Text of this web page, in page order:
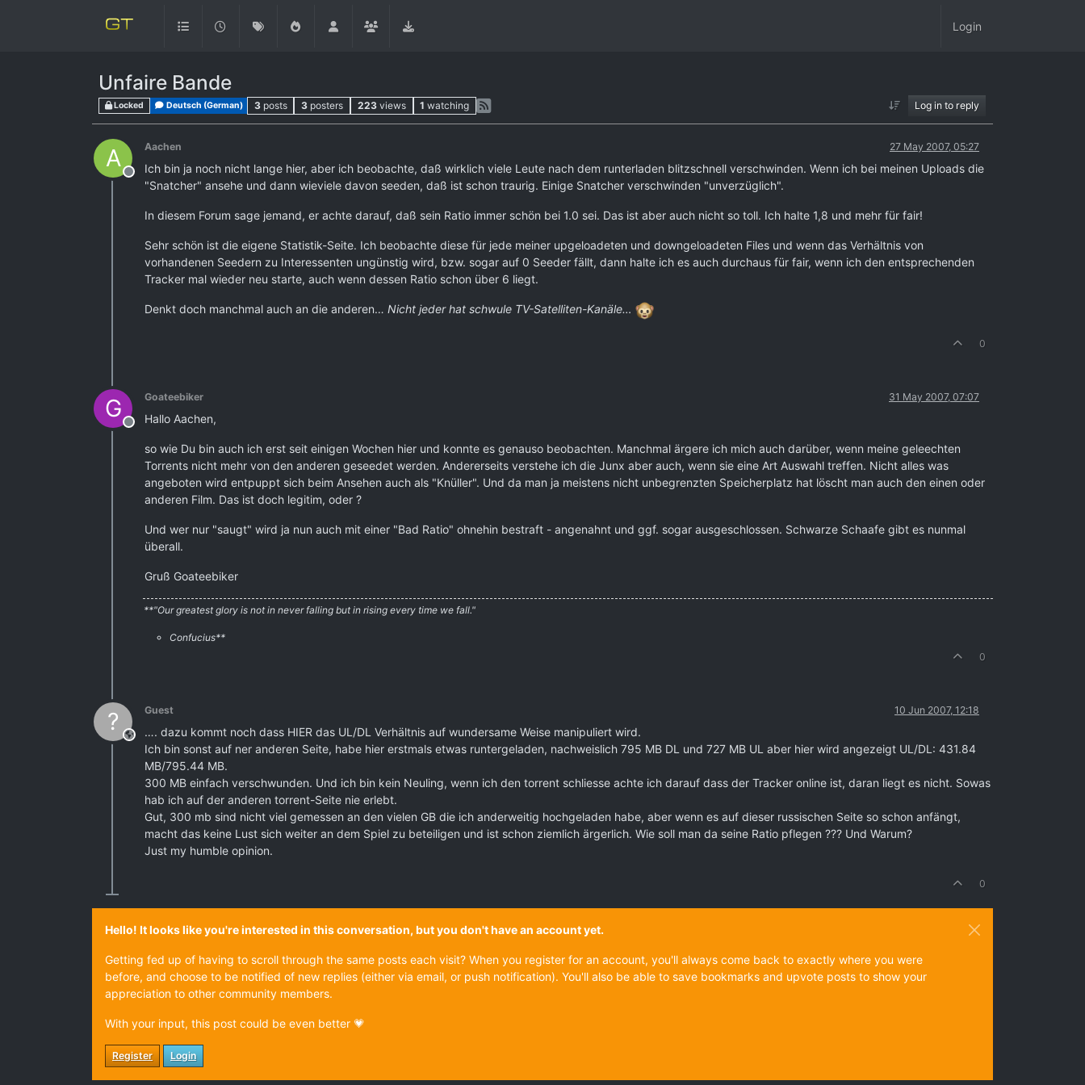
Login
Unfaire Bande
Locked Deutsch (German) 3 posts 3 posters 223 views 1 watching Log in to reply
A
Offline
Aachen 27 May 2007, 05:27
Ich bin ja noch nicht lange hier, aber ich beobachte, daß wirklich viele Leute nach dem runterladen blitzschnell verschwinden. Wenn ich bei meinen Uploads die
"Snatcher" ansehe und dann wieviele davon seeden, daß ist schon traurig. Einige Snatcher verschwinden "unverzüglich".
In diesem Forum sage jemand, er achte darauf, daß sein Ratio immer schön bei 1.0 sei. Das ist aber auch nicht so toll. Ich halte 1,8 und mehr für fair!
Sehr schön ist die eigene Statistik-Seite. Ich beobachte diese für jede meiner upgeloadeten und downgeloadeten Files und wenn das Verhältnis von
vorhandenen Seedern zu Interessenten ungünstig wird, bzw. sogar auf 0 Seeder fällt, dann halte ich es auch durchaus für fair, wenn ich den entsprechenden
Tracker mal wieder neu starte, auch wenn dessen Ratio schon über 6 liegt.
Denkt doch manchmal auch an die anderen… Nicht jeder hat schwule TV-Satelliten-Kanäle…
0
G
Offline
Goateebiker 31 May 2007, 07:07
Hallo Aachen,
so wie Du bin auch ich erst seit einigen Wochen hier und konnte es genauso beobachten. Manchmal ärgere ich mich auch darüber, wenn meine geleechten
Torrents nicht mehr von den anderen geseedet werden. Andererseits verstehe ich die Junx aber auch, wenn sie eine Art Auswahl treffen. Nicht alles was
angeboten wird entpuppt sich beim Ansehen auch als "Knüller". Und da man ja meistens nicht unbegrenzten Speicherplatz hat löscht man auch den einen oder
anderen Film. Das ist doch legitim, oder ?
Und wer nur "saugt" wird ja nun auch mit einer "Bad Ratio" ohnehin bestraft - angenahnt und ggf. sogar ausgeschlossen. Schwarze Schaafe gibt es nunmal
überall.
Gruß Goateebiker
**"Our greatest glory is not in never falling but in rising every time we fall."
Confucius**
0
? This user is from outside of this forum
Guest 10 Jun 2007, 12:18
…. dazu kommt noch dass HIER das UL/DL Verhältnis auf wundersame Weise manipuliert wird.
Ich bin sonst auf ner anderen Seite, habe hier erstmals etwas runtergeladen, nachweislich 795 MB DL und 727 MB UL aber hier wird angezeigt UL/DL: 431.84
MB/795.44 MB.
300 MB einfach verschwunden. Und ich bin kein Neuling, wenn ich den torrent schliesse achte ich darauf dass der Tracker online ist, daran liegt es nicht. Sowas
hab ich auf der anderen torrent-Seite nie erlebt.
Gut, 300 mb sind nicht viel gemessen an den vielen GB die ich anderweitig hochgeladen habe, aber wenn es auf dieser russischen Seite so schon anfängt,
macht das keine Lust sich weiter an dem Spiel zu beteiligen und ist schon ziemlich ärgerlich. Wie soll man da seine Ratio pflegen ??? Und Warum?
Just my humble opinion.
0
Hello! It looks like you're interested in this conversation, but you don't have an account yet.
Getting fed up of having to scroll through the same posts each visit? When you register for an account, you'll always come back to exactly where you were
before, and choose to be notified of new replies (either via email, or push notification). You'll also be able to save bookmarks and upvote posts to show your
appreciation to other community members.
With your input, this post could be even better 💗
Register Login